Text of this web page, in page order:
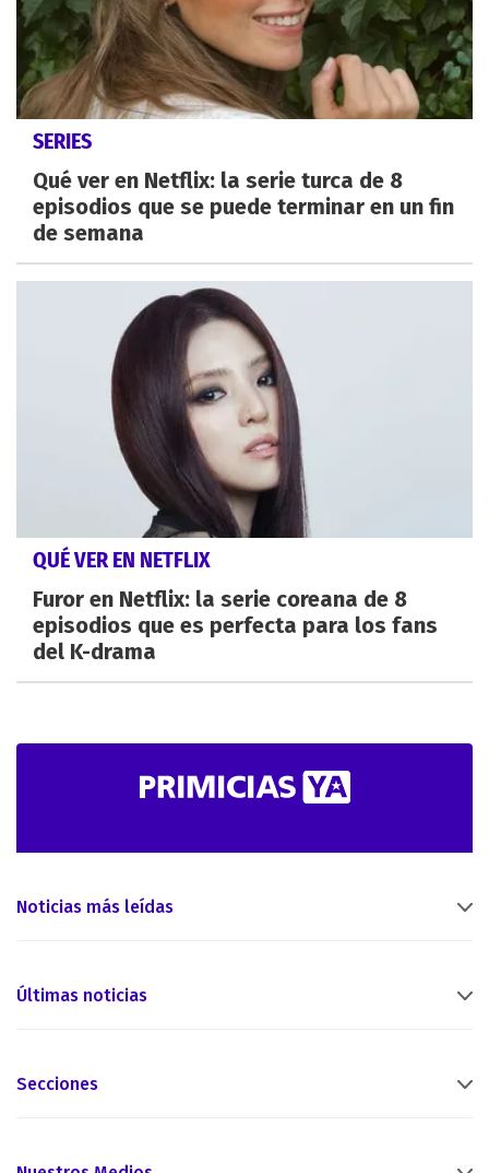
SERIES
Qué ver en Netflix: la serie turca de 8
episodios que se puede terminar en un fin
de semana
QUÉ VER EN NETFLIX
Furor en Netflix: la serie coreana de 8
episodios que es perfecta para los fans
del K-drama
Noticias más leídas
Últimas noticias
Secciones